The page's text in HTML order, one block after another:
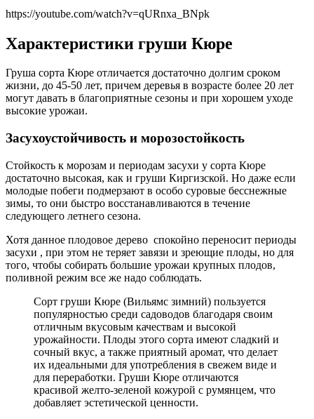
https://youtube.com/watch?v=qURnxa_BNpk
Характеристики груши Кюре
Груша сорта Кюре отличается достаточно долгим сроком
жизни, до 45-50 лет, причем деревья в возрасте более 20 лет
могут давать в благоприятные сезоны и при хорошем уходе
высокие урожаи.
Засухоустойчивость и морозостойкость
Стойкость к морозам и периодам засухи у сорта Кюре
достаточно высокая, как и груши Киргизской. Но даже если
молодые побеги подмерзают в особо суровые бесснежные
зимы, то они быстро восстанавливаются в течение
следующего летнего сезона.
Хотя данное плодовое дерево спокойно переносит периоды
засухи , при этом не теряет завязи и зреющие плоды, но для
того, чтобы собирать большие урожаи крупных плодов,
поливной режим все же надо соблюдать.
Сорт груши Кюре (Вильямс зимний) пользуется
популярностью среди садоводов благодаря своим
отличным вкусовым качествам и высокой
урожайности. Плоды этого сорта имеют сладкий и
сочный вкус, а также приятный аромат, что делает
их идеальными для употребления в свежем виде и
для переработки. Груши Кюре отличаются
красивой желто-зеленой кожурой с румянцем, что
добавляет эстетической ценности.